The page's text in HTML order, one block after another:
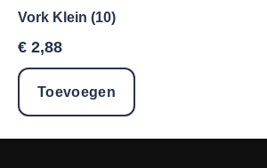
Vork Klein (10)
€ 2,88
Toevoegen